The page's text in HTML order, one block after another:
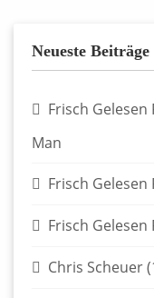
Neueste Beiträge
Frisch
Man
Frisch Gelesen
Frisch
Chris Scheuer